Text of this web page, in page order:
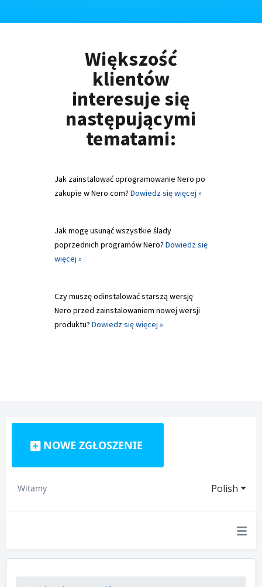
Większość
klientów
interesuje się
następującymi
tematami:
Jak zainstalować oprogramowanie Nero po
zakupie w Nero.com? Dowiedz się więcej »
Jak mogę usunąć wszystkie ślady
poprzednich programów Nero? Dowiedz się
więcej »
Czy muszę odinstalować starszą wersję
Nero przed zainstalowaniem nowej wersji
produktu? Dowiedz się więcej »
NOWE ZGŁOSZENIE
Polish
Witamy